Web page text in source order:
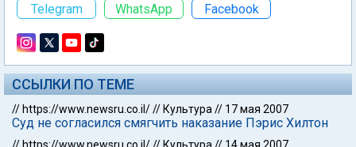
Telegram
WhatsApp Facebook
ССЫЛКИ ПО ТЕМЕ
// https://www.newsru.co.il/// Культура // 17 мая 2007
Суд не согласился смягчить наказание Пэрис Хилтон